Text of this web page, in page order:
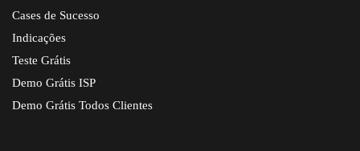
Cases de Sucesso
Indicações
Teste Grátis
Demo Grátis ISP
Demo Grátis Todos Clientes